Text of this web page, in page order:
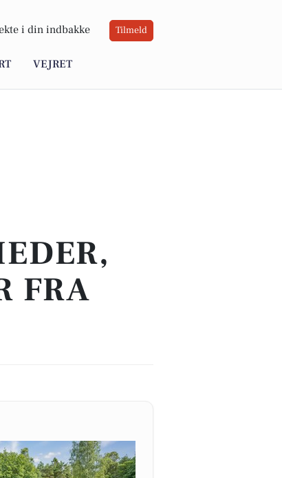
i din indbakke Tilmeld
VEJRET
FRA